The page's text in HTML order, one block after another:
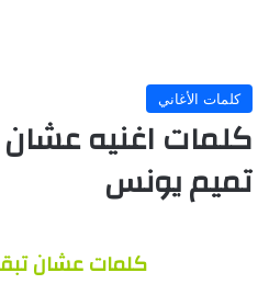
كلمات الأغاني
كلمات اغنيه
تميم يونس
كلمات عشان